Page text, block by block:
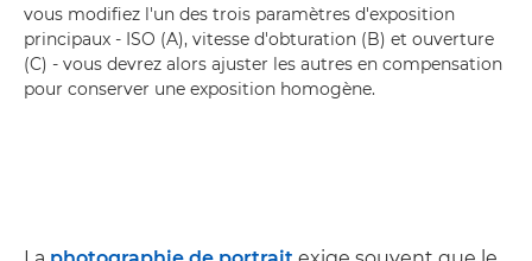
vous modifiez l'un des trois paramètres d'exposition
principaux - ISO (A), vitesse d'obturation (B) et ouverture
(C) - vous devrez alors ajuster les autres en compensation
pour conserver une exposition homogène.